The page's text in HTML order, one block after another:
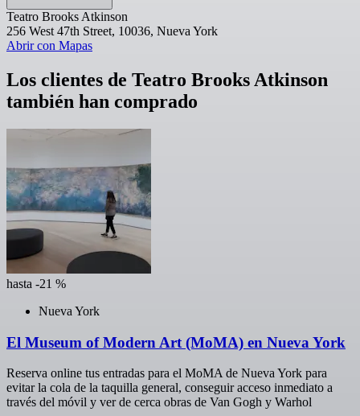
Teatro Brooks Atkinson
256 West 47th Street, 10036, Nueva York
Abrir con Mapas
Los clientes de Teatro Brooks Atkinson
también han comprado
hasta -21 %
Nueva York
El Museum of Modern Art (MoMA) en Nueva York
Reserva online tus entradas para el MoMA de Nueva York para
evitar la cola de la taquilla general, conseguir acceso inmediato a
través del móvil y ver de cerca obras de Van Gogh y Warhol